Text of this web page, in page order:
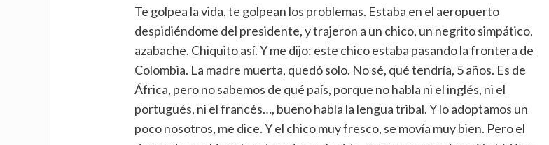
Te golpea la vida, te golpean los problemas. Estaba en el aeropuerto
despidiéndome del presidente, y trajeron a un chico, un negrito simpático,
azabache. Chiquito así. Y me dijo: este chico estaba pasando la frontera de
Colombia. La madre muerta, quedó solo. No sé, qué tendría, 5 años. Es de
África, pero no sabemos de qué país, porque no habla ni el inglés, ni el
portugués, ni el francés…, bueno habla la lengua tribal. Y lo adoptamos un
poco nosotros, me dice. Y el chico muy fresco, se movía muy bien. Pero el